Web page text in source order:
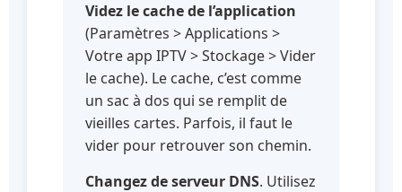
Videz le cache de l’application
(Paramètres > Applications >
Votre app IPTV > Stockage > Vider
le cache). Le cache, c’est comme
un sac à dos qui se remplit de
vieilles cartes. Parfois, il faut le
vider pour retrouver son chemin.
Changez de serveur DNS. Utilisez